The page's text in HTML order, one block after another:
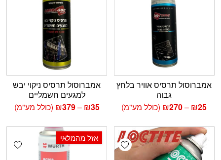
אמברוסול תרסיס אוויר בלחץ
גבוה
₪25
–
₪270 טווח
⁦₪25⁩
עד
⁦₪270⁩
(כולל מע"מ)
אמברוסול תרסיס ניקוי יבש
למגעים חשמליים
₪35
–
₪379
טווח
⁦₪35⁩
עד
⁦₪379⁩
(כולל מע"מ)
Add wishlistאזל מהמלאי